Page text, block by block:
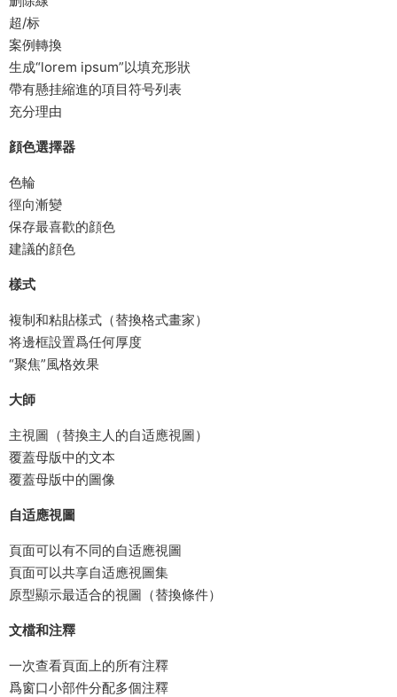
超/标
案例轉換
生成“lorem ipsum”以填充形狀
帶有懸挂縮進的項目符号列表
充分理由
顔色選擇器
色輪
徑向漸變
保存最喜歡的顔色
建議的顔色
樣式
複制和粘貼樣式（替換格式畫家）
将邊框設置爲任何厚度
“聚焦”風格效果
大師
主視圖（替換主人的自适應視圖）
覆蓋母版中的文本
覆蓋母版中的圖像
自适應視圖
頁面可以有不同的自适應視圖
頁面可以共享自适應視圖集
原型顯示最适合的視圖（替換條件）
文檔和注釋
一次查看頁面上的所有注釋
爲窗口小部件分配多個注釋